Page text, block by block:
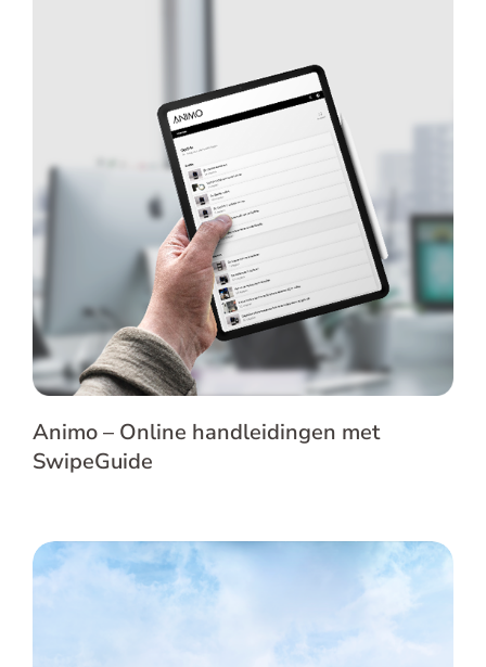
Animo – Online handleidingen met
SwipeGuide
Animo – Online handleidingen met
SwipeGuide